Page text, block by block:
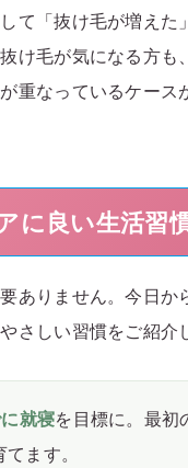
て「抜け毛が増えた
け毛が気になる方も
重なっているケース
に良い生活習
ありません。今日か
さしい習慣をご紹介
就寝を目標に。最初
ます。